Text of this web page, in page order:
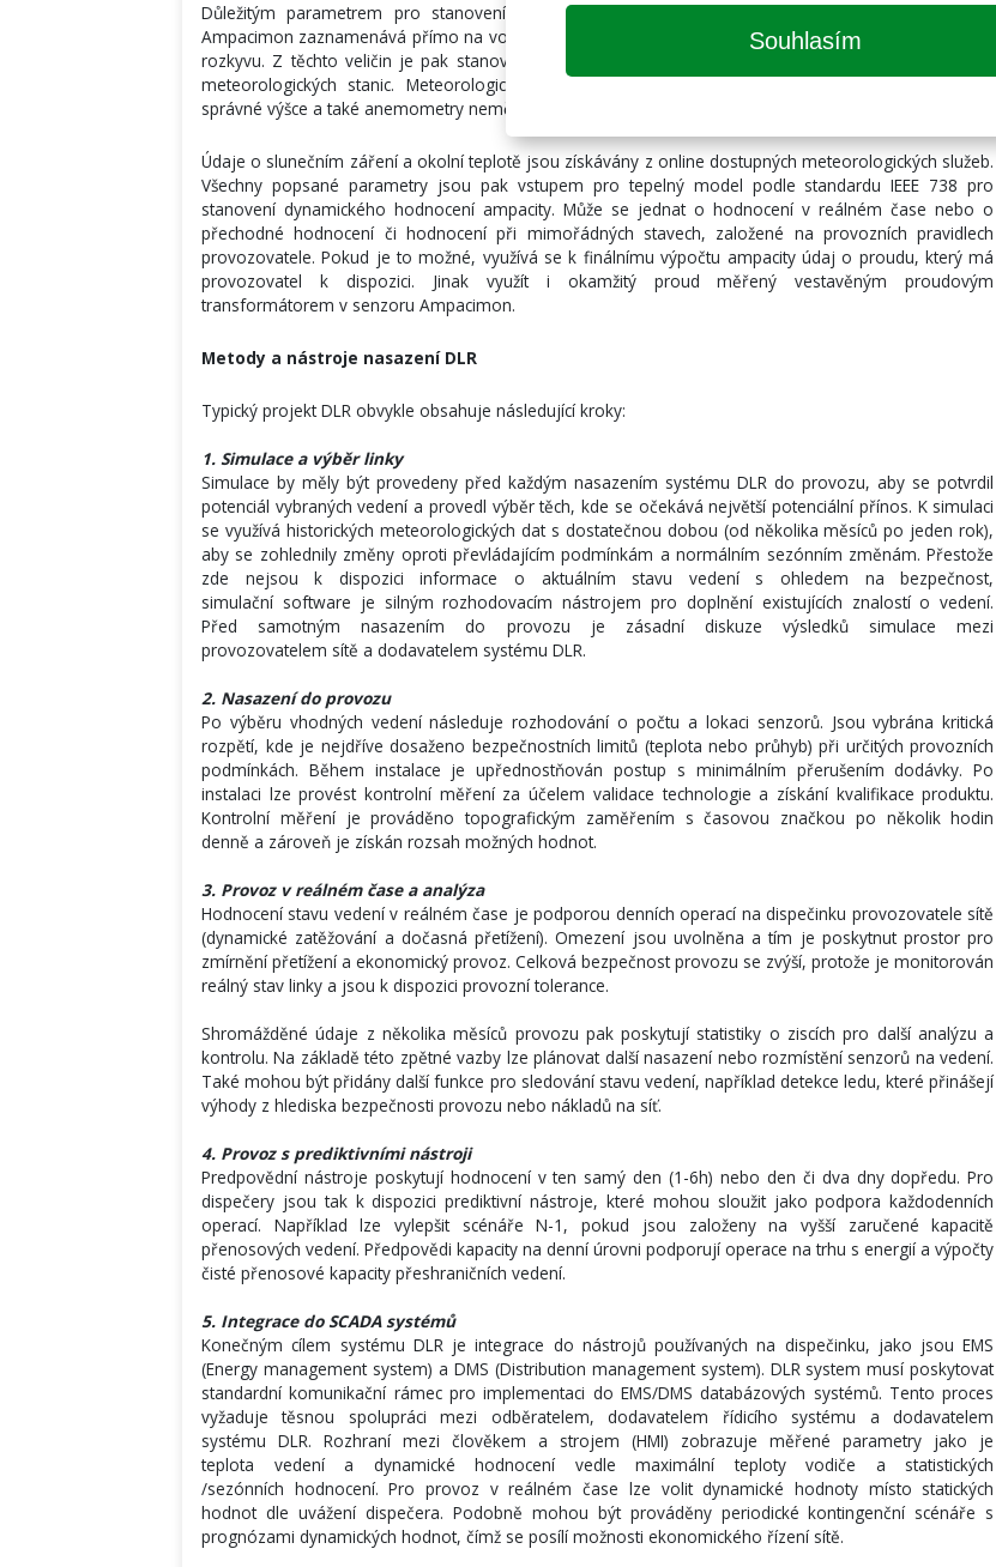
Důležitým parametrem pro stanovení ampacity je skutečná rychlost větru. Tuto veličinu systém
Ampacimon zaznamenává přímo na vodiči pomocí akcelerometrů, které zaznamenávají vibrace a úhel
rozkyvu. Z těchto veličin je pak stanovena rychlost větru. Ampacimon tedy není závislý na údajích z
meteorologických stanic. Meteorologické stanice obvykle nejsou umístěné ve správném místě a
správné výšce a také anemometry neměří menší rychlosti větru (<2m/s).
Údaje o slunečním záření a okolní teplotě jsou získávány z online dostupných meteorologických služeb.
Všechny popsané parametry jsou pak vstupem pro tepelný model podle standardu IEEE 738 pro
stanovení dynamického hodnocení ampacity. Může se jednat o hodnocení v reálném čase nebo o
přechodné hodnocení či hodnocení při mimořádných stavech, založené na provozních pravidlech
provozovatele. Pokud je to možné, využívá se k finálnímu výpočtu ampacity údaj o proudu, který má
provozovatel k dispozici. Jinak využít i okamžitý proud měřený vestavěným proudovým
transformátorem v senzoru Ampacimon.
Metody a nástroje nasazení DLR
Typický projekt DLR obvykle obsahuje následující kroky:
1. Simulace a výběr linky
Simulace by měly být provedeny před každým nasazením systému DLR do provozu, aby se potvrdil
potenciál vybraných vedení a provedl výběr těch, kde se očekává největší potenciální přínos. K simulaci
se využívá historických meteorologických dat s dostatečnou dobou (od několika měsíců po jeden rok),
aby se zohlednily změny oproti převládajícím podmínkám a normálním sezónním změnám. Přestože
zde nejsou k dispozici informace o aktuálním stavu vedení s ohledem na bezpečnost,
simulační software je silným rozhodovacím nástrojem pro doplnění existujících znalostí o vedení.
Před samotným nasazením do provozu je zásadní diskuze výsledků simulace mezi
provozovatelem sítě a dodavatelem systému DLR.
2. Nasazení do provozu
Po výběru vhodných vedení následuje rozhodování o počtu a lokaci senzorů. Jsou vybrána kritická
rozpětí, kde je nejdříve dosaženo bezpečnostních limitů (teplota nebo průhyb) při určitých provozních
podmínkách. Během instalace je upřednostňován postup s minimálním přerušením dodávky. Po
instalaci lze provést kontrolní měření za účelem validace technologie a získání kvalifikace produktu.
Kontrolní měření je prováděno topografickým zaměřením s časovou značkou po několik hodin
denně a zároveň je získán rozsah možných hodnot.
3. Provoz v reálném čase a analýza
Hodnocení stavu vedení v reálném čase je podporou denních operací na dispečinku provozovatele sítě
(dynamické zatěžování a dočasná přetížení). Omezení jsou uvolněna a tím je poskytnut prostor pro
zmírnění přetížení a ekonomický provoz. Celková bezpečnost provozu se zvýší, protože je monitorován
reálný stav linky a jsou k dispozici provozní tolerance.
Shromážděné údaje z několika měsíců provozu pak poskytují statistiky o ziscích pro další analýzu a
kontrolu. Na základě této zpětné vazby lze plánovat další nasazení nebo rozmístění senzorů na vedení.
Také mohou být přidány další funkce pro sledování stavu vedení, například detekce ledu, které přinášejí
výhody z hlediska bezpečnosti provozu nebo nákladů na síť.
4. Provoz s prediktivními nástroji
Predpovědní nástroje poskytují hodnocení v ten samý den (1-6h) nebo den či dva dny dopředu. Pro
dispečery jsou tak k dispozici prediktivní nástroje, které mohou sloužit jako podpora každodenních
operací. Například lze vylepšit scénáře N-1, pokud jsou založeny na vyšší zaručené kapacitě
přenosových vedení. Předpovědi kapacity na denní úrovni podporují operace na trhu s energií a výpočty
čisté přenosové kapacity přeshraničních vedení.
5. Integrace do SCADA systémů
Konečným cílem systému DLR je integrace do nástrojů používaných na dispečinku, jako jsou EMS
(Energy management system) a DMS (Distribution management system). DLR system musí poskytovat
standardní komunikační rámec pro implementaci do EMS/DMS databázových systémů. Tento proces
vyžaduje těsnou spolupráci mezi odběratelem, dodavatelem řídicího systému a dodavatelem
systému DLR. Rozhraní mezi člověkem a strojem (HMI) zobrazuje měřené parametry jako je
teplota vedení a dynamické hodnocení vedle maximální teploty vodiče a statistických
/sezónních hodnocení. Pro provoz v reálném čase lze volit dynamické hodnoty místo statických
hodnot dle uvážení dispečera. Podobně mohou být prováděny periodické kontingenční scénáře s
prognózami dynamických hodnot, čímž se posílí možnosti ekonomického řízení sítě.
Souhlasím